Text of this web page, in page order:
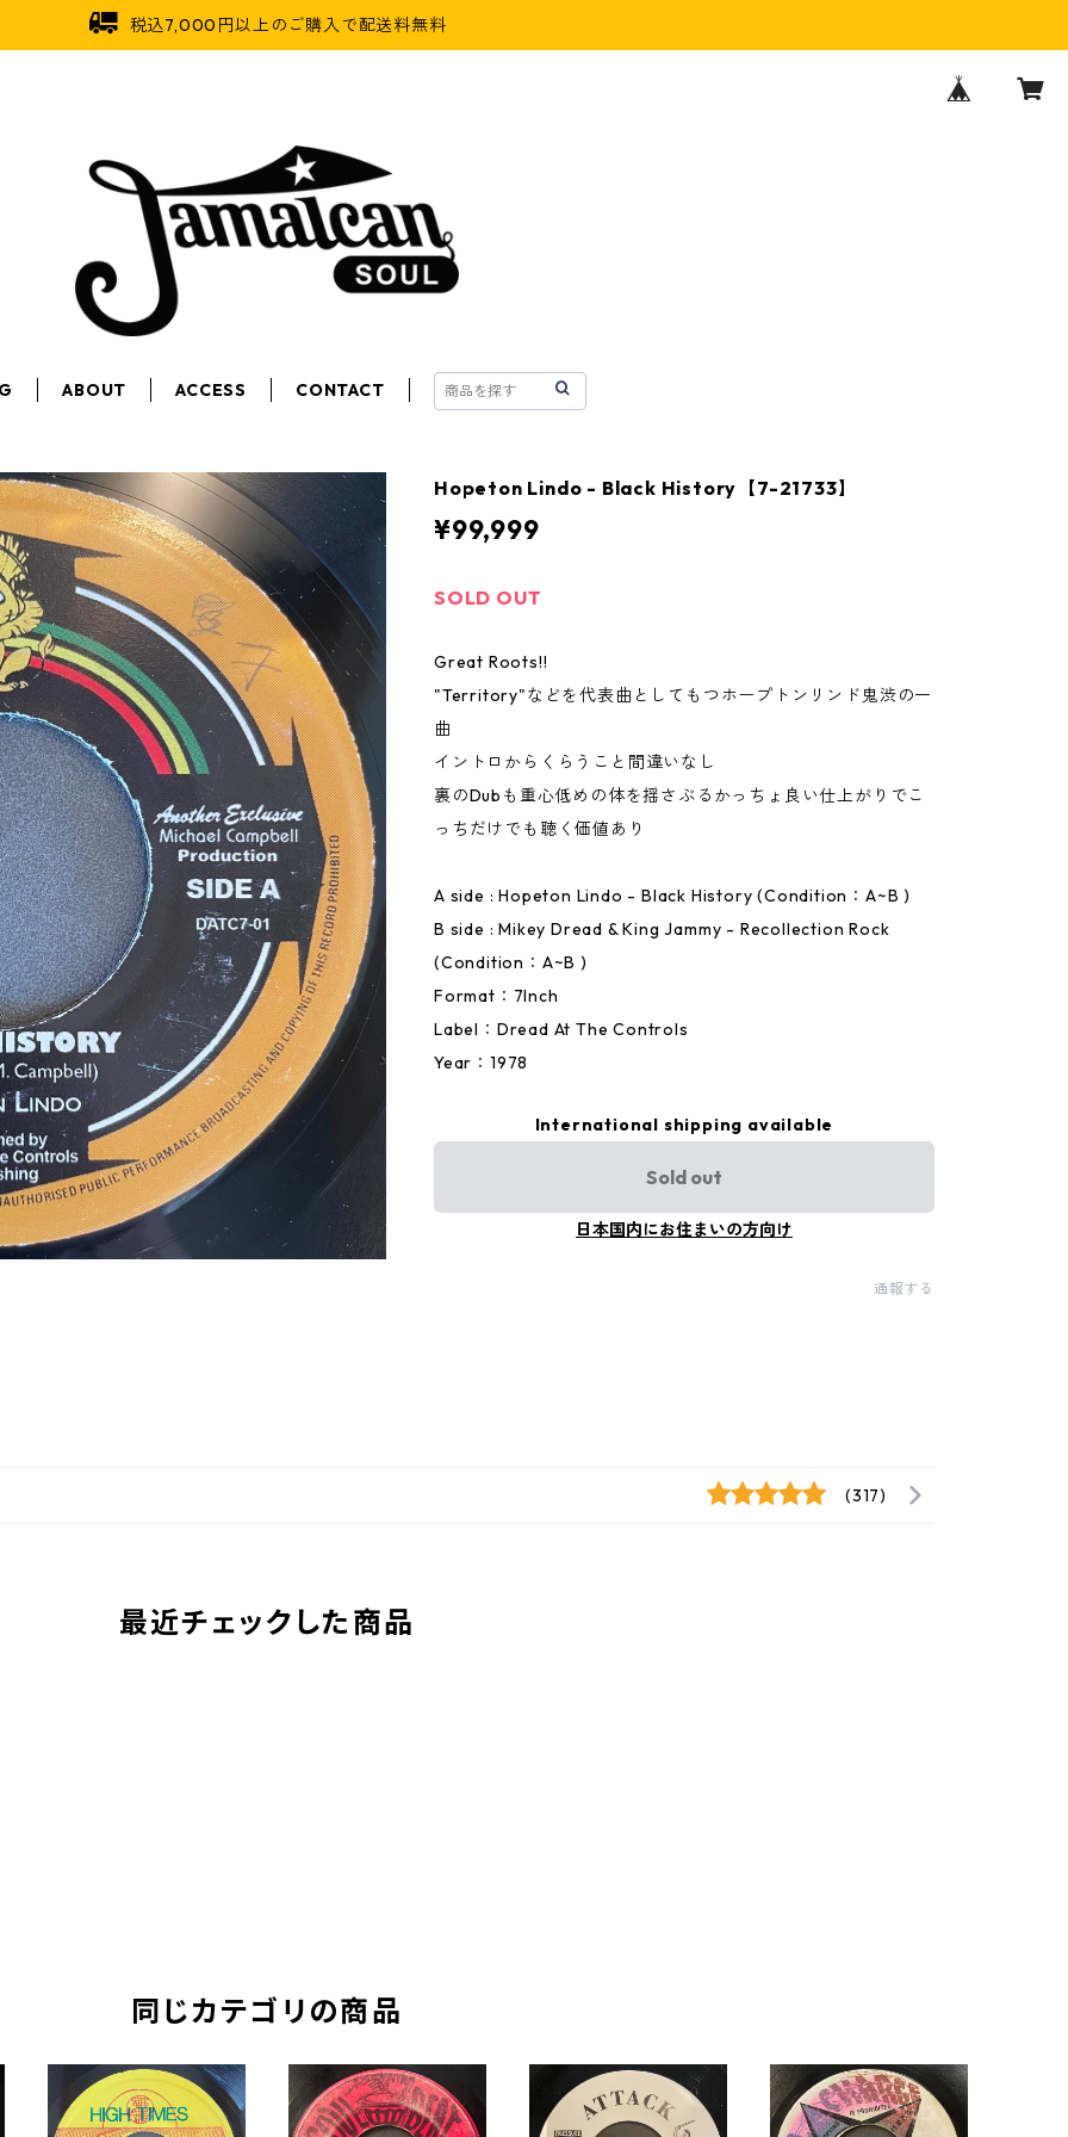
税込7,000円以上のご購入で配送料無料
ABOUT ACCESS CONTACT
Hopeton Lindo - Black History【7-21733】
¥99,999
SOLD OUT
Great Roots!!
"Territory"などを代表曲としてもつホープトンリンド鬼渋の一
曲
イントロからくらうこと間違いなし
裏のDubも重心低めの体を揺さぶるかっちょ良い仕上がりでこ
っちだけでも聴く価値あり
A side : Hopeton Lindo - Black History (Condition：A~B )
B side : Mikey Dread & King Jammy - Recollection Rock
(Condition：A~B )
Format：7Inch
Label：Dread At The Controls
Year：1978
International shipping available
Sold out
日本国内にお住まいの方向け
通報する
(317)
最近チェックした商品
同じカテゴリの商品